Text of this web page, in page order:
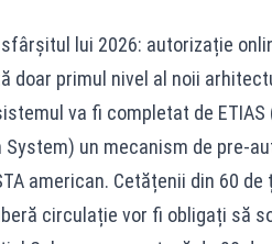
sfârșitul lui 2026: autorizație
doar primul nivel al noii
va fi completat de
un mecanism de pre-
american. Cetățenii din 60
circulație vor fi obligați să